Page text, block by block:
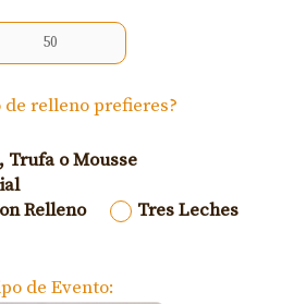
de relleno prefieres?
Trufa o Mousse
Relleno
Tres Leches
de Evento: